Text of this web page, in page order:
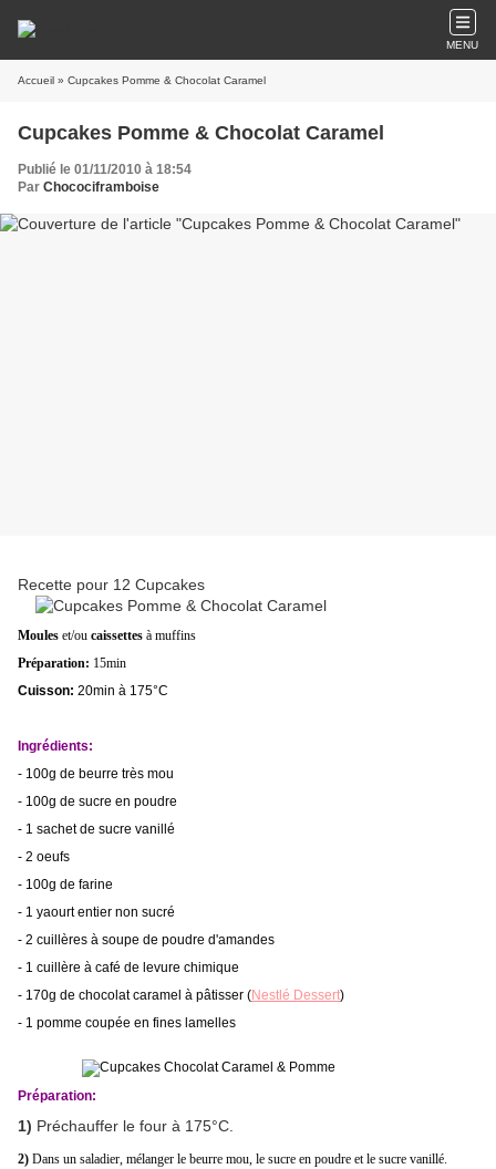
MENU
Accueil » Cupcakes Pomme & Chocolat Caramel
Cupcakes Pomme & Chocolat Caramel
Publié le 01/11/2010 à 18:54
Par Chocociframboise
Recette pour 12 Cupcakes
Moules et/ou caissettes à muffins
Préparation: 15min
Cuisson: 20min à 175°C
Ingrédients:
- 100g de beurre très mou
- 100g de sucre en poudre
- 1 sachet de sucre vanillé
- 2 oeufs
- 100g de farine
- 1 yaourt entier non sucré
- 2 cuillères à soupe de poudre d'amandes
- 1 cuillère à café de levure chimique
- 170g de chocolat caramel à pâtisser (Nestlé Dessert)
- 1 pomme coupée en fines lamelles
Préparation:
1) Préchauffer le four à 175°C.
2) Dans un saladier, mélanger le beurre mou, le sucre en poudre et le sucre vanillé.